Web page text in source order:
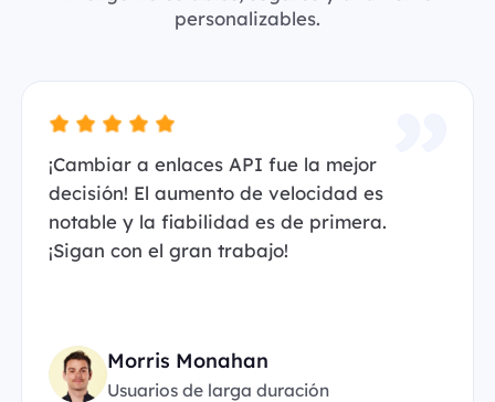
personalizables.
¡Cambiar a enlaces API fue la mejor
decisión! El aumento de velocidad es
notable y la fiabilidad es de primera.
¡Sigan con el gran trabajo!
Morris Monahan
Usuarios de larga duración